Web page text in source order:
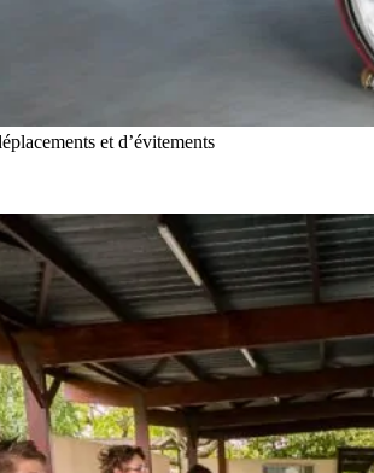
et d’évitements